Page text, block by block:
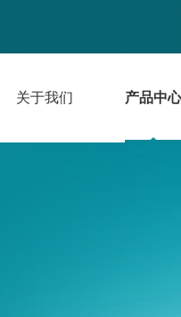
关于我们 产品中